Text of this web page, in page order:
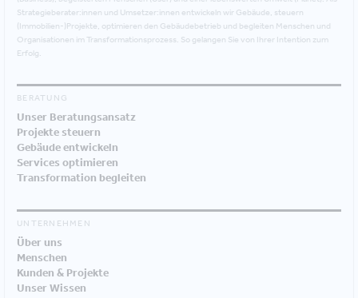
Strategieberater:innen und Umsetzer:innen entwickeln wir Gebäude, steuern
(Immobilien-)Projekte, optimieren den Gebäudebetrieb und begleiten Menschen und
Organisationen im Transformationsprozess. So gelangen Sie von Ihrer Intention zum
Erfolg.
BERATUNG
Unser Beratungsansatz
Projekte steuern
Gebäude entwickeln
Services optimieren
Transformation begleiten
UNTERNEHMEN
Über uns
Menschen
Kunden & Projekte
Unser Wissen